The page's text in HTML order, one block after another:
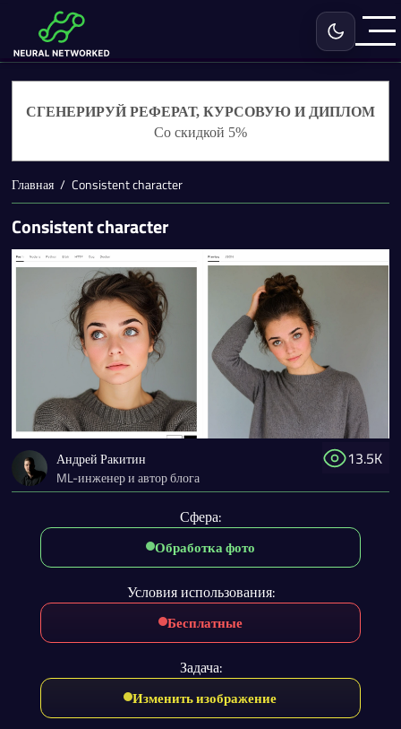
Включить
СГЕНЕРИРУЙ РЕФЕРАТ, КУРСОВУЮ И ДИПЛОМ
Со скидкой 5%
Главная Consistent character
Consistent character
13.5K
Андрей Ракитин
ML-инженер и автор блога
Сфера:
Обработка фото
Условия использования:
Бесплатные
Задача:
Изменить изображение